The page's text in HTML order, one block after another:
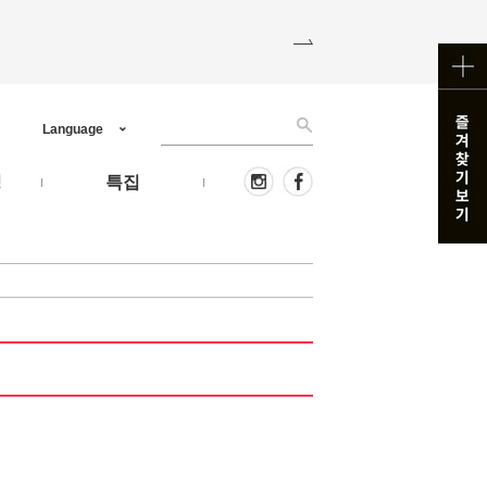
특집
Language